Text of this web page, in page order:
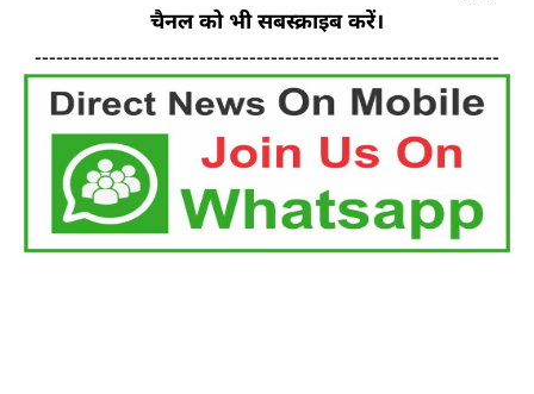
चैनल को भी सबस्क्राइब करें।
-----------------------------------------------------------------